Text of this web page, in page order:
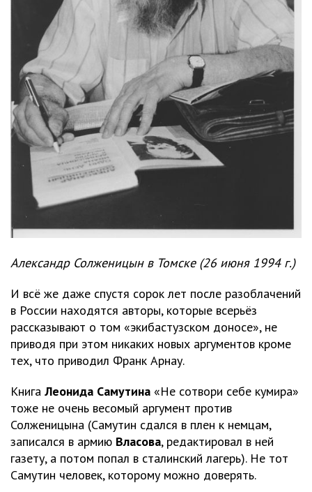
Александр Солженицын в Томске (26 июня 1994 г.)
И всё же даже спустя сорок лет после разоблачений
в России находятся авторы, которые всерьёз
рассказывают о том «экибастузском доносе», не
приводя при этом никаких новых аргументов кроме
тех, что приводил Франк Арнау.
Книга Леонида Самутина «Не сотвори себе кумира»
тоже не очень весомый аргумент против
Солженицына (Самутин сдался в плен к немцам,
записался в армию Власова, редактировал в ней
газету, а потом попал в сталинский лагерь). Не тот
Самутин человек, которому можно доверять.